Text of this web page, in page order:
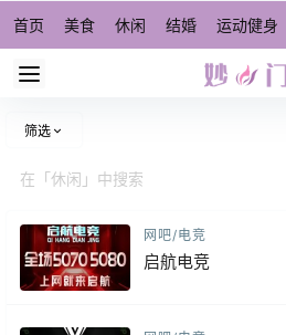
首页 美食 休闲 结婚 运动健身
筛选
网吧/电竞
启航电竞